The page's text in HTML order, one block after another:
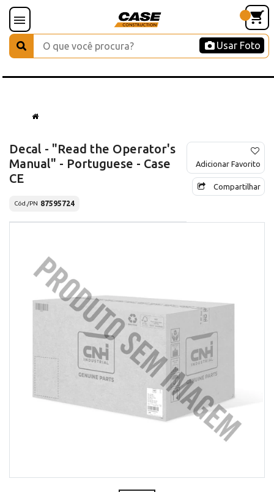
Usar Foto
Decal - "Read the Operator's
Manual" - Portuguese - Case
CE
Cód./PN 87595724
Adicionar Favorito
Compartilhar